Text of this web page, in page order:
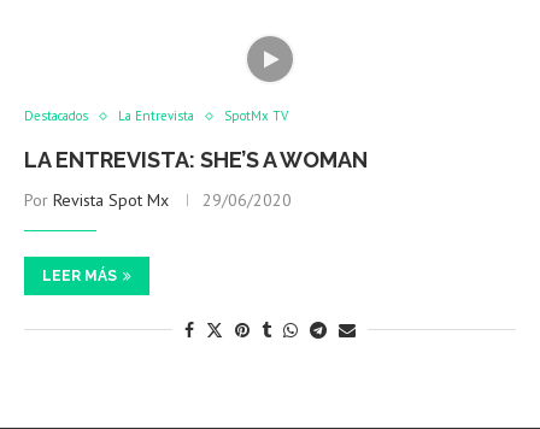
Destacados La Entrevista SpotMx TV
LA ENTREVISTA: SHE’S A WOMAN
Por Revista Spot Mx 29/06/2020
LEER MÁS